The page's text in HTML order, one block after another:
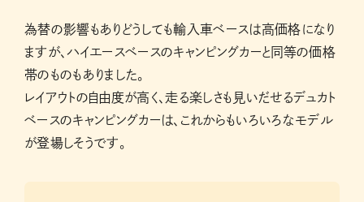
為替の影響もありどうしても輸入車ベースは高価格になり
ますが、ハイエースベースのキャンピングカーと同等の価格
帯のものもありました。
レイアウトの自由度が高く、走る楽しさも見いだせるデュカト
ベースのキャンピングカーは、これからもいろいろなモデル
が登場しそうです。